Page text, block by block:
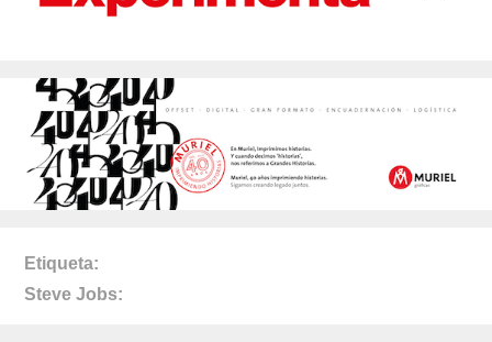
Etiqueta
Steve Jobs